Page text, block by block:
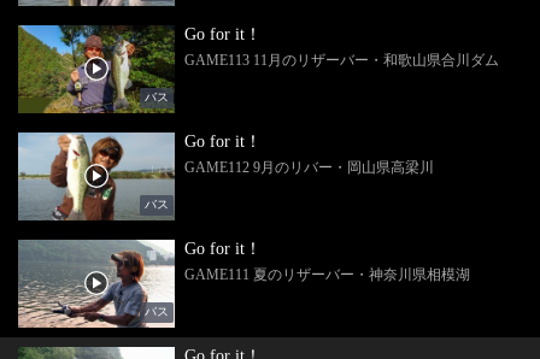
バス
Go for it！
GAME113 11月のリザーバー・和歌山県合川ダム
バス
Go for it！
GAME112 9月のリバー・岡山県高梁川
バス
Go for it！
GAME111 夏のリザーバー・神奈川県相模湖